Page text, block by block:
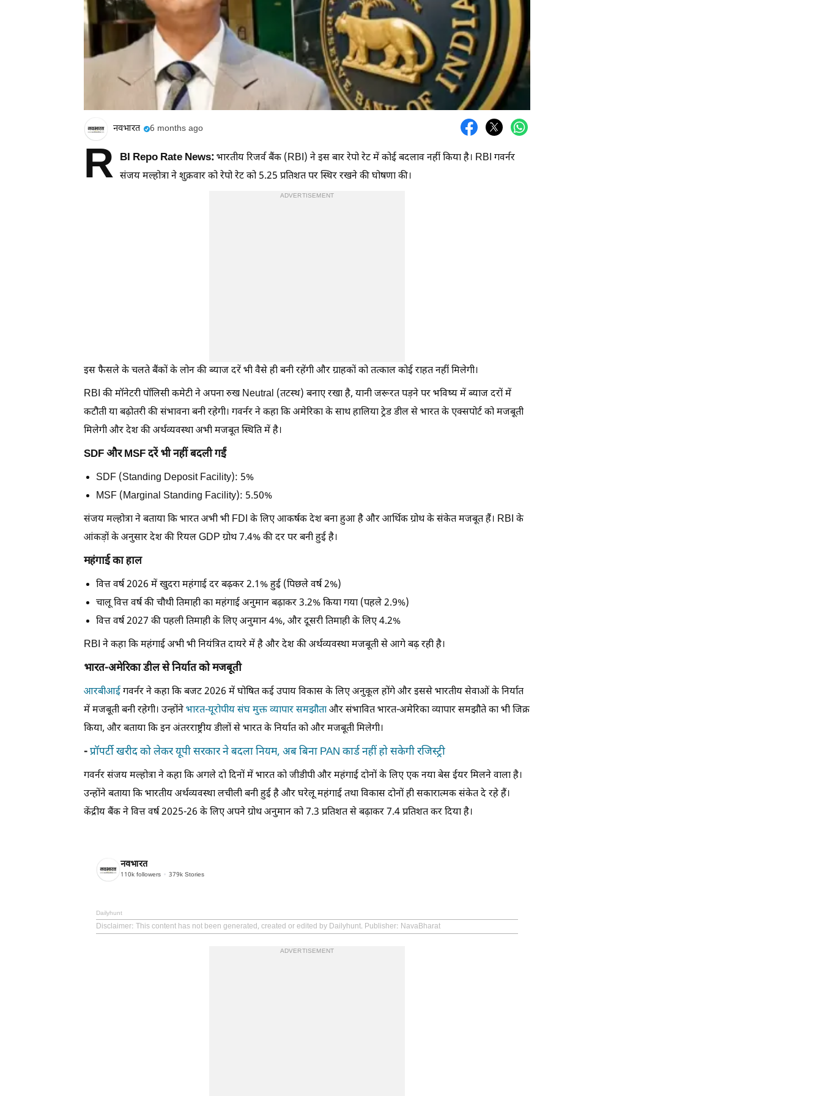
नवभारत 6 months ago
R BI Repo Rate News:भारतीय रिजर्व बैंक (RBI) ने इस बार रेपो रेट में कोई बदलाव नहीं किया है। RBI गवर्नर
संजय मल्होत्रा ने शुक्रवार को रेपो रेट को 5.25 प्रतिशत पर स्थिर रखने की घोषणा की।
ADVERTISEMENT
इस फैसले के चलते बैंकों के लोन की ब्याज दरें भी वैसे ही बनी रहेंगी और ग्राहकों को तत्काल कोई राहत नहीं मिलेगी।
RBI की मॉनेटरी पॉलिसी कमेटी ने अपना रुख Neutral (तटस्थ) बनाए रखा है, यानी जरूरत पड़ने पर भविष्य में ब्याज दरों में
कटौती या बढ़ोतरी की संभावना बनी रहेगी। गवर्नर ने कहा कि अमेरिका के साथ हालिया ट्रेड डील से भारत के एक्सपोर्ट को मजबूती
मिलेगी और देश की अर्थव्यवस्था अभी मजबूत स्थिति में है।
SDF और MSF दरें भी नहीं बदली गईं
SDF (Standing Deposit Facility): 5%
MSF (Marginal Standing Facility): 5.50%
संजय मल्होत्रा ने बताया कि भारत अभी भी FDI के लिए आकर्षक देश बना हुआ है और आर्थिक ग्रोथ के संकेत मजबूत हैं। RBI के
आंकड़ों के अनुसार देश की रियल GDP ग्रोथ 7.4% की दर पर बनी हुई है।
महंगाई का हाल
वित्त वर्ष 2026 में खुदरा महंगाई दर बढ़कर 2.1% हुई (पिछले वर्ष 2%)
चालू वित्त वर्ष की चौथी तिमाही का महंगाई अनुमान बढ़ाकर 3.2% किया गया (पहले 2.9%)
वित्त वर्ष 2027 की पहली तिमाही के लिए अनुमान 4%, और दूसरी तिमाही के लिए 4.2%
RBI ने कहा कि महंगाई अभी भी नियंत्रित दायरे में है और देश की अर्थव्यवस्था मजबूती से आगे बढ़ रही है।
भारत-अमेरिका डील से निर्यात को मजबूती
आरबीआईगवर्नर ने कहा कि बजट 2026 में घोषित कई उपाय विकास के लिए अनुकूल होंगे और इससे भारतीय सेवाओं के निर्यात
में मजबूती बनी रहेगी। उन्होंनेभारत-यूरोपीय संघ मुक्त व्यापार समझौताऔर संभावित भारत-अमेरिका व्यापार समझौते का भी जिक्र
किया, और बताया कि इन अंतरराष्ट्रीय डीलों से भारत के निर्यात को और मजबूती मिलेगी।
-प्रॉपर्टी खरीद को लेकर यूपी सरकार ने बदला नियम, अब बिना PAN कार्ड नहीं हो सकेगी रजिस्ट्री
गवर्नर संजय मल्होत्रा ने कहा कि अगले दो दिनों में भारत को जीडीपी और महंगाई दोनों के लिए एक नया बेस ईयर मिलने वाला है।
उन्होंने बताया कि भारतीय अर्थव्यवस्था लचीली बनी हुई है और घरेलू महंगाई तथा विकास दोनों ही सकारात्मक संकेत दे रहे हैं।
केंद्रीय बैंक ने वित्त वर्ष 2025-26 के लिए अपने ग्रोथ अनुमान को 7.3 प्रतिशत से बढ़ाकर 7.4 प्रतिशत कर दिया है।
नवभारत
110k followers 379k Stories
Dailyhunt
Disclaimer: This content has not been generated, created or edited by Dailyhunt. Publisher: NavaBharat
ADVERTISEMENT